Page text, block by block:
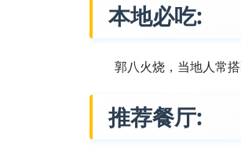
本地必吃:
郭八火烧，当地人常
推荐餐厅: